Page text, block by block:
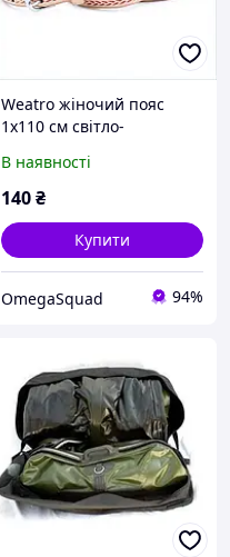
Weatro жіночий пояс
1х110 см світло-
В наявності
140₴
Купити
OmegaSquad 94%